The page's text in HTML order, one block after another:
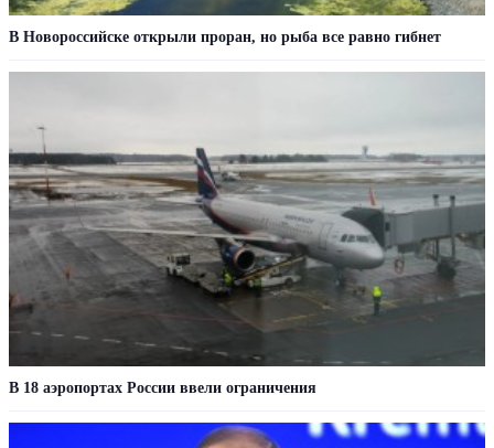
В Новороссийске открыли проран, но рыба все равно гибнет
В 18 аэропортах России ввели ограничения